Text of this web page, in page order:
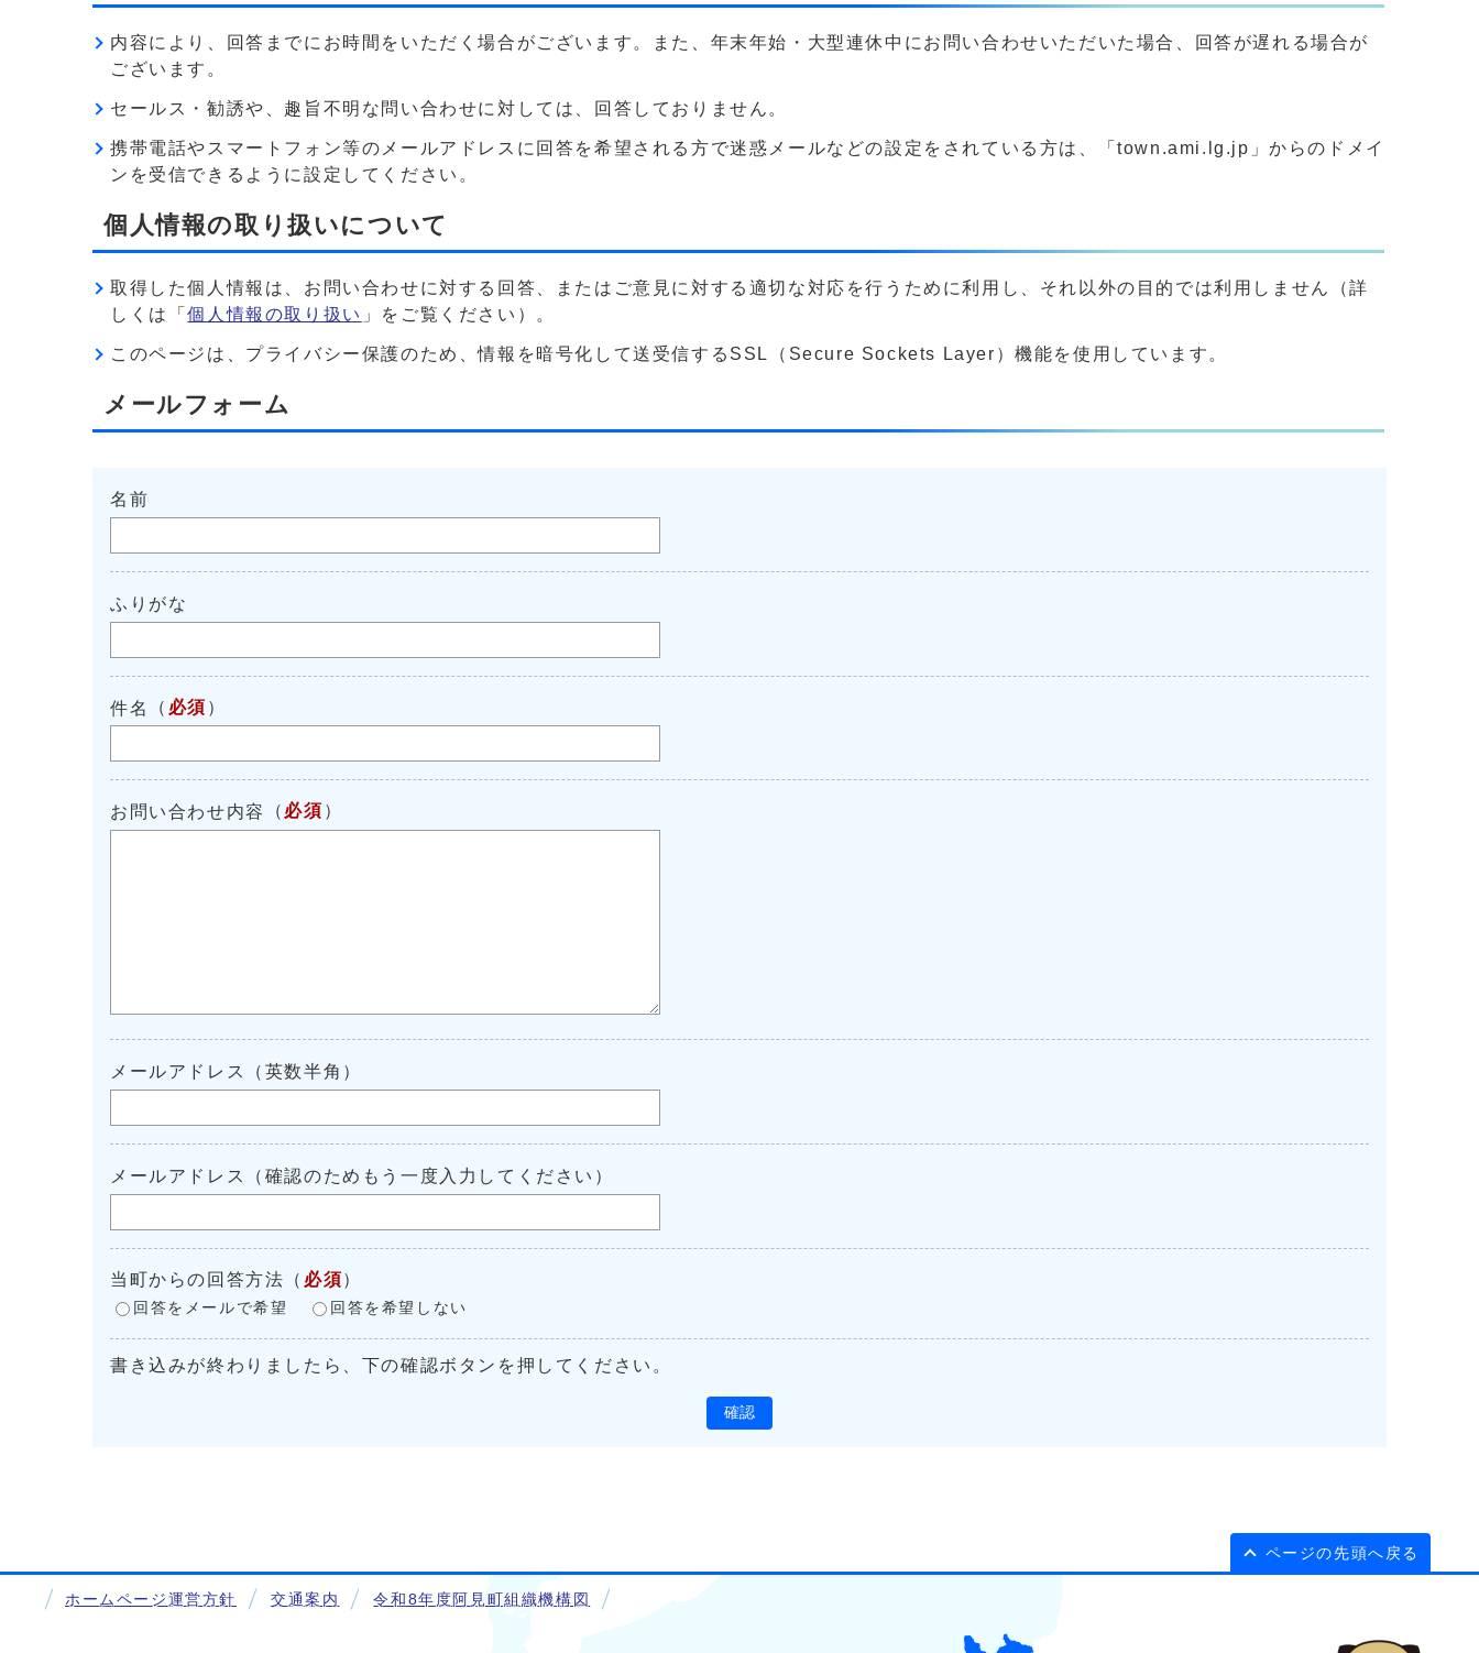
内容により、回答までにお時間をいただく場合がございます。また、年末年始・大型連休中にお問い合わせいただいた場合、回答が遅れる場合が
ございます。
セールス・勧誘や、趣旨不明な問い合わせに対しては、回答しておりません。
携帯電話やスマートフォン等のメールアドレスに回答を希望される方で迷惑メールなどの設定をされている方は、「town.ami.lg.jp」からのドメイ
ンを受信できるように設定してください。
個人情報の取り扱いについて
取得した個人情報は、お問い合わせに対する回答、またはご意見に対する適切な対応を行うために利用し、それ以外の目的では利用しません（詳
しくは「個人情報の取り扱い 」をご覧ください）。
このページは、プライバシー保護のため、情報を暗号化して送受信するSSL（Secure Sockets Layer）機能を使用しています。
メールフォーム
名前
ふりがな
件名 （ 必須 ）
お問い合わせ内容 （ 必須 ）
メールアドレス（英数半角）
メールアドレス（確認のためもう一度入力してください）
当町からの回答方法 （ 必須）
回答をメールで希望 回答を希望しない
書き込みが終わりましたら、下の確認ボタンを押してください。
確認
ページの先頭へ戻る
ホームページ運営方針 交通案内 令和8年度阿見町組織機構図